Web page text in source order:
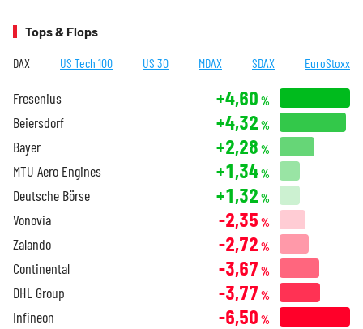
Tops & Flops
DAX US Tech 100 US 30 MDAX SDAX EuroStoxx
Fresenius +4,60 %
Beiersdorf +4,32 %
Bayer +2,28 %
MTU Aero Engines +1,34%
Deutsche Börse +1,32 %
Vonovia -2,35 %
Zalando -2,72 %
Continental -3,67 %
DHL Group -3,77 %
Infineon -6,50 %